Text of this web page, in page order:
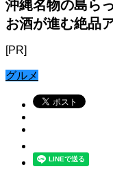
沖縄名物の島ら
お酒が進む絶品
[PR]
グルメ